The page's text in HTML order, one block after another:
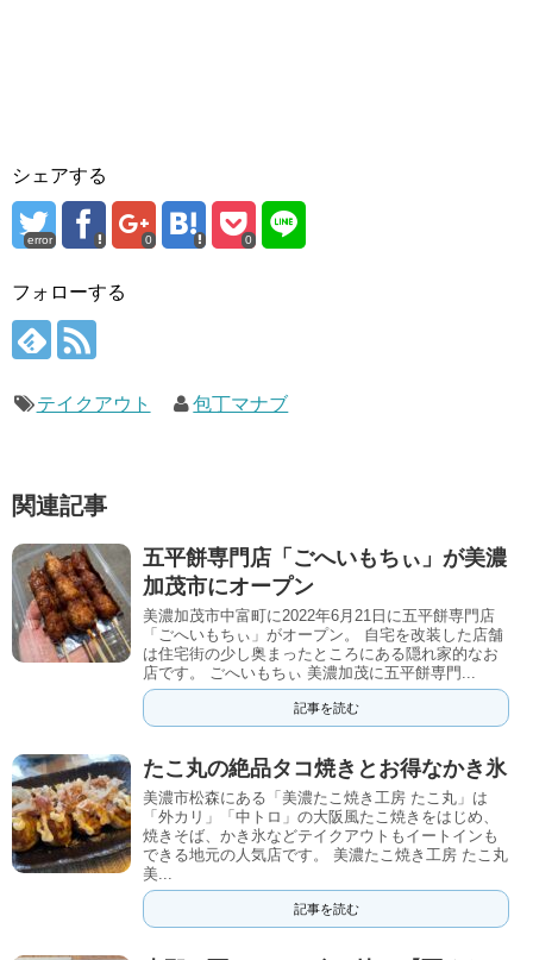
シェアする
error 0 0
フォローする
テイクアウト 包丁マナブ
関連記事
五平餅専門店「ごへいもちぃ」が美濃
加茂市にオープン
美濃加茂市中富町に2022年6月21日に五平餅専門店
「ごへいもちぃ」がオープン。 自宅を改装した店舗
は住宅街の少し奥まったところにある隠れ家的なお
店です。 ごへいもちぃ 美濃加茂に五平餅専門...
記事を読む
たこ丸の絶品タコ焼きとお得なかき氷
美濃市松森にある「美濃たこ焼き工房 たこ丸」は
「外カリ」「中トロ」の大阪風たこ焼きをはじめ、
焼きそば、かき氷などテイクアウトもイートインも
できる地元の人気店です。 美濃たこ焼き工房 たこ丸
美...
記事を読む